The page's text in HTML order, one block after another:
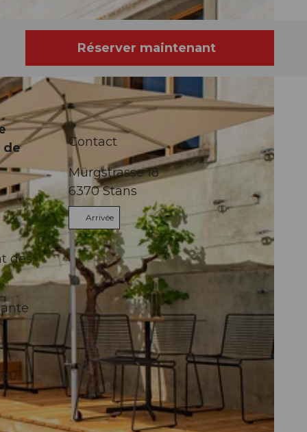
Réserver maintenant
de
des
Contact
Mürgstrasse 18
6370Stans
Arrivée